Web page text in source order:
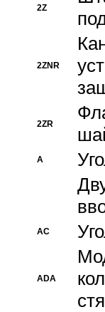
2Z
2ZNR
2ZR
A
AC
ADA